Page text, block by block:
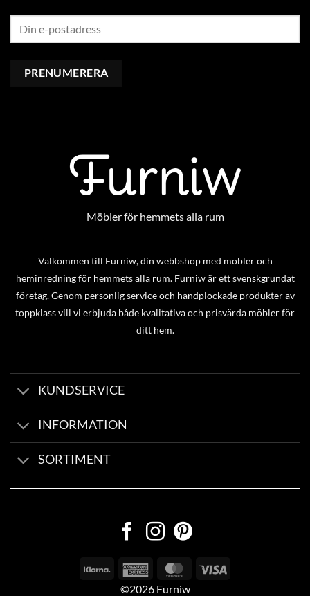
Möbler för hemmets alla rum
Välkommen till Furniw, din webbshop med möbler och
heminredning för hemmets alla rum. Furniw är ett svenskgrundat
företag. Genom personlig service och handplockade produkter av
toppklass vill vi erbjuda både kvalitativa och prisvärda möbler för
ditt hem.
KUNDSERVICE
INFORMATION
SORTIMENT
©2026 Furniw